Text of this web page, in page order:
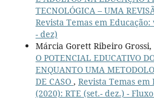
TECNOLÓGICA – UMA
Revista Temas em Educação:
- dez)
Márcia Gorett Ribeiro
O POTENCIAL EDUCATIVO
ENQUANTO UMA
DE CASO , Revista Temas em
(2020): RTE (set.- dez.) -